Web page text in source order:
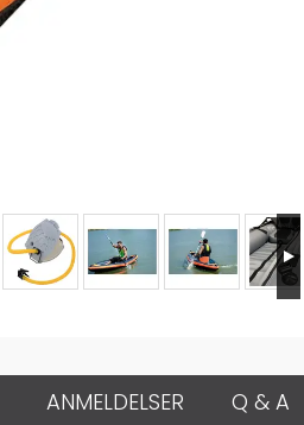
ANMELDELSER Q & A